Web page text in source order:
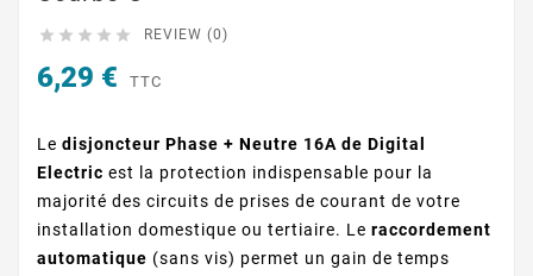
     REVIEW (0)
6,29 € TTC
Le disjoncteur Phase + Neutre 16A de Digital
Electric est la protection indispensable pour la
majorité des circuits de prises de courant de votre
installation domestique ou tertiaire. Le raccordement
automatique (sans vis) permet un gain de temps